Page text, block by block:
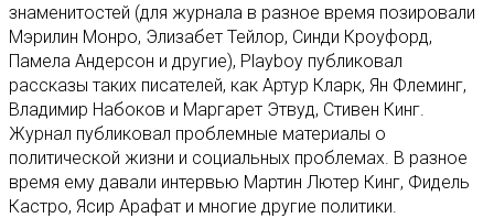
знаменитостей (для журнала в разное время позировали
Мэрилин Монро, Элизабет Тейлор, Синди Кроуфорд,
Памела Андерсон и другие), Playboy публиковал
рассказы таких писателей, как Артур Кларк, Ян Флеминг,
Владимир Набоков и Маргарет Этвуд, Стивен Кинг.
Журнал публиковал проблемные материалы о
политической жизни и социальных проблемах. В разное
время ему давали интервью Мартин Лютер Кинг, Фидель
Кастро, Ясир Арафат и многие другие политики.